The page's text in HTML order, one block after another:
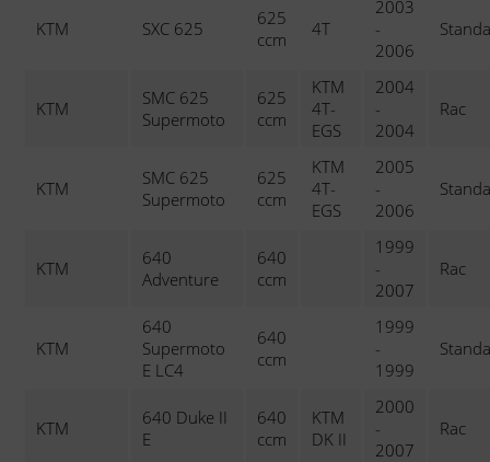
KTM SXC 625
625
ccm
4T
2003
-
2006
KTM
SMC 625
Supermoto
625
ccm
KTM
4T-
EGS
2004
-
2004
Rac
KTM
SMC 625
Supermoto
625
ccm
KTM
4T-
EGS
2005
-
2006
KTM
640
Adventure
640
ccm
1999
-
2007
Rac
KTM
640
Supermoto
E LC4
640
ccm
1999
-
1999
KTM
640 Duke II
E
640
ccm
KTM
DK II
2000
-
2007
Rac